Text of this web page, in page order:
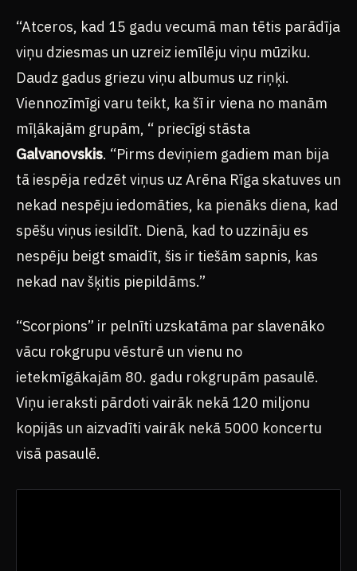
“Atceros, kad 15 gadu vecumā man tētis parādīja
viņu dziesmas un uzreiz iemīlēju viņu mūziku.
Daudz gadus griezu viņu albumus uz riņķi.
Viennozīmīgi varu teikt, ka šī ir viena no manām
mīļākajām grupām, “ priecīgi stāsta
Galvanovskis. “Pirms deviņiem gadiem man bija
tā iespēja redzēt viņus uz Arēna Rīga skatuves un
nekad nespēju iedomāties, ka pienāks diena, kad
spēšu viņus iesildīt. Dienā, kad to uzzināju es
nespēju beigt smaidīt, šis ir tiešām sapnis, kas
nekad nav šķitis piepildāms.”
“Scorpions” ir pelnīti uzskatāma par slavenāko
vācu rokgrupu vēsturē un vienu no
ietekmīgākajām 80. gadu rokgrupām pasaulē.
Viņu ieraksti pārdoti vairāk nekā 120 miljonu
kopijās un aizvadīti vairāk nekā 5000 koncertu
visā pasaulē.